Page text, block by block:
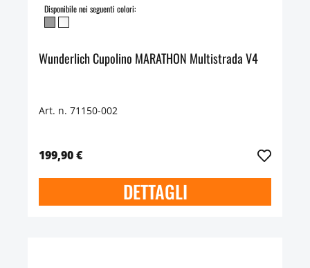
Disponibile nei seguenti colori:
Wunderlich Cupolino MARATHON Multistrada V4
Art. n. 71150-002
199,90 €
DETTAGLI